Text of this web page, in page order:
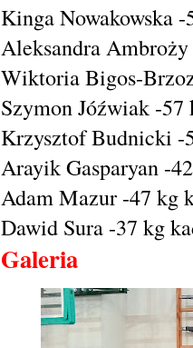
Kinga Nowakowska
Aleksandra
Wiktoria Bigos-
Szymon Jóźwiak -
Krzysztof Budnicki -
Arayik Gasparyan -
Adam Mazur -47 kg
Dawid Sura -37 kg
Galeria